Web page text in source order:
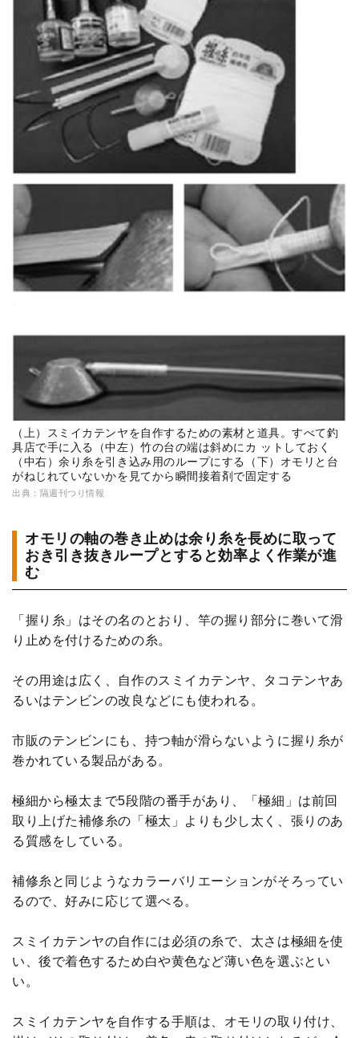
（上）スミイカテンヤを自作するための素材と道具。すべて釣
具店で手に入る（中左）竹の台の端は斜めにカ ットしておく
（中右）余り糸を引き込み用のループにする（下）オモリと台
がねじれていないかを見てから瞬間接着剤で固定する
出典：隔週刊つり情報
オモリの軸の巻き止めは余り糸を長めに取って
おき引き抜きループとすると効率よく作業が進
む
「握り糸」はその名のとおり、竿の握り部分に巻いて滑
り止めを付けるための糸。
その用途は広く、自作のスミイカテンヤ、タコテンヤあ
るいはテンビンの改良などにも使われる。
市販のテンビンにも、持つ軸が滑らないように握り糸が
巻かれている製品がある。
極細から極太まで5段階の番手があり、「極細」は前回
取り上げた補修糸の「極太」よりも少し太く、張りのあ
る質感をしている。
補修糸と同じようなカラーバリエーションがそろってい
るので、好みに応じて選べる。
スミイカテンヤの自作には必須の糸で、太さは極細を使
い、後で着色するため白や黄色など薄い色を選ぶとい
い。
スミイカテンヤを自作する手順は、オモリの取り付け、